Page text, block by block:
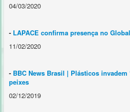
04/03/2020
- LAPACE confirma presença no
11/02/2020
- BBC News Brasil | Plásticos invadem
peixes
02/12/2019